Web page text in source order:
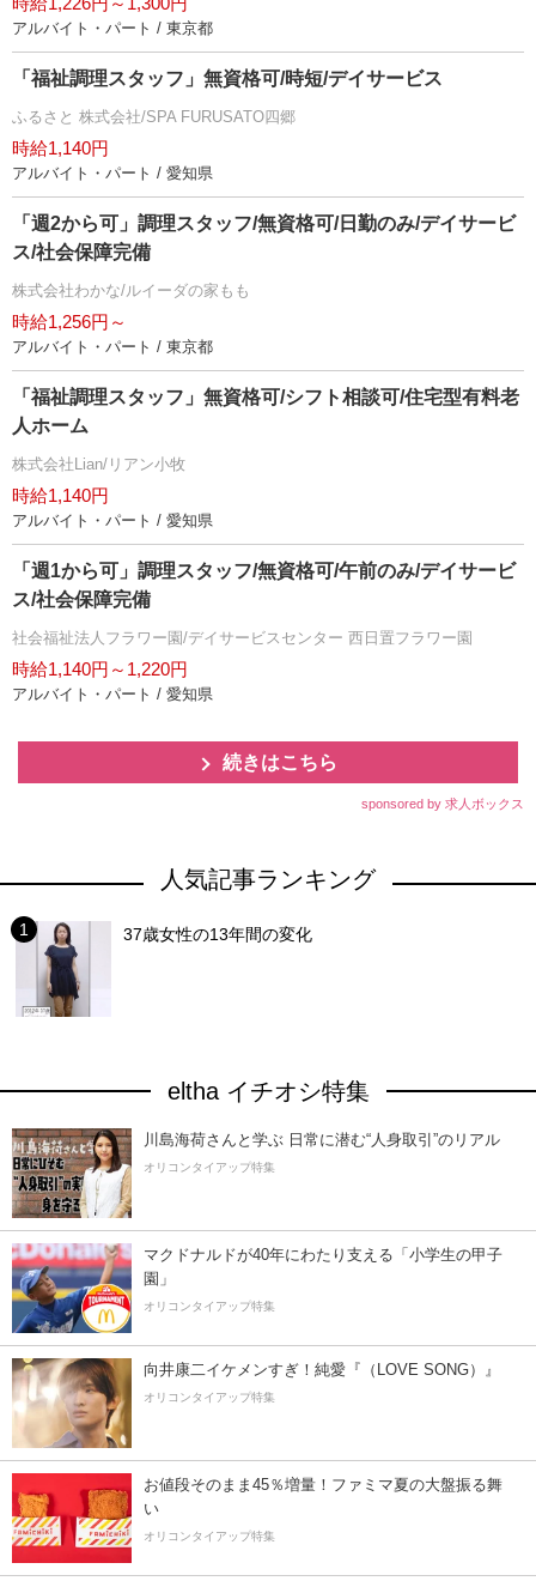
アルバイト・パート / 東京都
「福祉調理スタッフ」無資格可/時短/デイサービス
ふるさと 株式会社/SPA FURUSATO四郷
時給1,140円
アルバイト・パート / 愛知県
「週2から可」調理スタッフ/無資格可/日勤のみ/デイサービ
ス/社会保障完備
株式会社わかな/ルイーダの家もも
時給1,256円～
アルバイト・パート / 東京都
「福祉調理スタッフ」無資格可/シフト相談可/住宅型有料老
人ホーム
株式会社Lian/リアン小牧
時給1,140円
アルバイト・パート / 愛知県
「週1から可」調理スタッフ/無資格可/午前のみ/デイサービ
ス/社会保障完備
社会福祉法人フラワー園/デイサービスセンター 西日置フラワー園
時給1,140円～1,220円
アルバイト・パート / 愛知県
続きはこちら
sponsored by 求人ボックス
人気記事ランキング
37歳女性の13年間の変化
eltha イチオシ特集
川島海荷さんと学ぶ 日常に潜む“人身取引”のリアル
オリコンタイアップ特集
マクドナルドが40年にわたり支える「小学生の甲子
園」
オリコンタイアップ特集
向井康二イケメンすぎ！純愛『（LOVE SONG）』
オリコンタイアップ特集
お値段そのまま45％増量！ファミマ夏の大盤振る舞
い
オリコンタイアップ特集